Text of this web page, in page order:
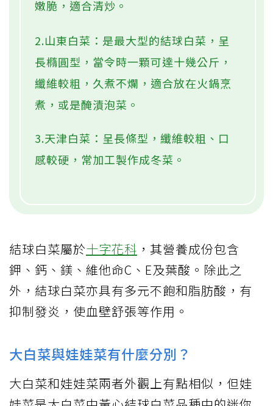
嫩脆，適合清炒。
2.山東白菜：是最大型的結球白菜，呈
長橢圓型，當令時一顆可達十幾公斤，
纖維較粗，久煮不爛，適合放在火鍋烹
煮，或是醃漬泡菜。
3.天津白菜：呈長條型，纖維較粗、口
感較硬，常加工製作成冬菜。
結球白菜屬於十字花科 ，其營養成份包含
鉀、鈣、鎂、維他命C、E及葉酸。除此之
外，結球白菜亦具有多元不飽和脂肪酸，有
抑制發炎，使血壁舒張等作用。
大白菜與娃娃菜有什麼分別？
大白菜和娃娃菜兩者外觀上有點相似，但娃